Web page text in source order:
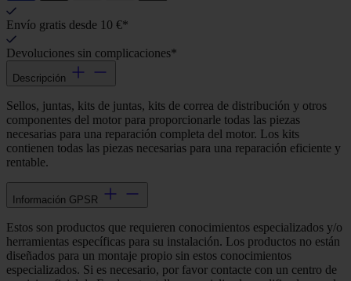
Envío gratis desde 10 €*
Devoluciones sin complicaciones*
Descripción
Sellos, juntas, kits de juntas, kits de correa de distribución y otros
componentes del motor para proporcionarle todas las piezas
necesarias para una reparación completa del motor. Los kits
contienen todas las piezas necesarias para una reparación eficiente y
rentable.
Información GPSR
Estos son productos que requieren conocimientos especializados y/o
herramientas específicas para su instalación. Los productos no están
diseñados para un montaje propio sin estos conocimientos
especializados. Si es necesario, por favor contacte con un centro de